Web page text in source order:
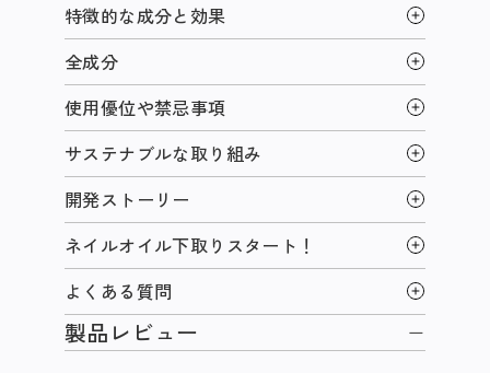
特徴的な成分と効果
全成分
使用優位や禁忌事項
サステナブルな取り組み
開発ストーリー
ネイルオイル下取りスタート！
よくある質問
製品レビュー